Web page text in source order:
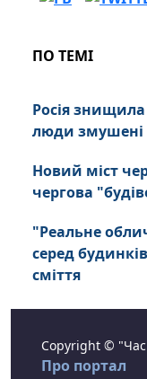
ПО ТЕМІ
Росія
люди змушені
Новий міст
чергова
"Реальне
серед
сміття
Copyright © "Час
Про портал